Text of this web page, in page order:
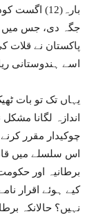
بارہ(12)
جگہ دی، جس میں
پاکستان نے قلات
اسے ہندوستانی
یہاں تک تو بات
اندازہ لگانا
چوکیدار مقرر
اس سلسلے میں
برطانیہ اور
کیے ہوئے اقرار